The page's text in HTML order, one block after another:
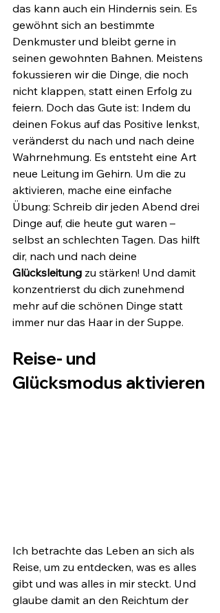
das kann auch ein Hindernis sein. Es
gewöhnt sich an bestimmte
Denkmuster und bleibt gerne in
seinen gewohnten Bahnen. Meistens
fokussieren wir die Dinge, die noch
nicht klappen, statt einen Erfolg zu
feiern. Doch das Gute ist: Indem du
deinen Fokus auf das Positive lenkst,
veränderst du nach und nach deine
Wahrnehmung. Es entsteht eine Art
neue Leitung im Gehirn. Um die zu
aktivieren, mache eine einfache
Übung: Schreib dir jeden Abend drei
Dinge auf, die heute gut waren –
selbst an schlechten Tagen. Das hilft
dir, nach und nach deine
Glücksleitung zu stärken! Und damit
konzentrierst du dich zunehmend
mehr auf die schönen Dinge statt
immer nur das Haar in der Suppe.
Reise- und
Glücksmodus aktivieren
Ich betrachte das Leben an sich als
Reise, um zu entdecken, was es alles
gibt und was alles in mir steckt. Und
glaube damit an den Reichtum der